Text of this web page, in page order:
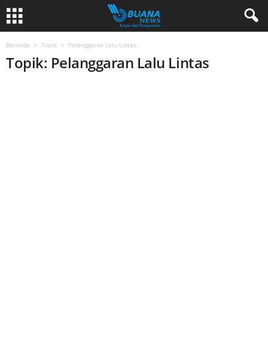
Beranda Topik Pelanggaran Lalu Lintas
Topik: Pelanggaran Lalu Lintas